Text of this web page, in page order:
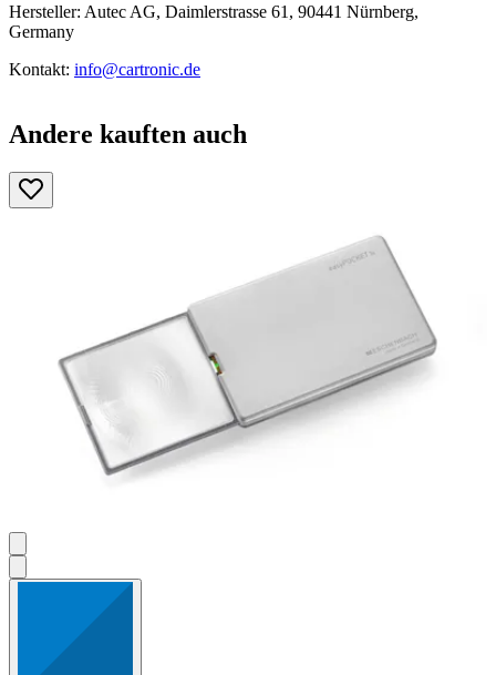
Hersteller: Autec AG, Daimlerstrasse 61, 90441 Nürnberg,
Germany
Kontakt: info@cartronic.de
Andere kauften auch